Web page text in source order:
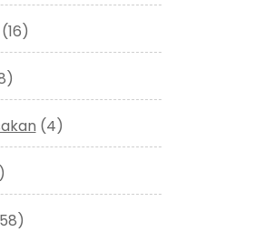
(16)
(4)